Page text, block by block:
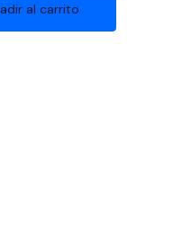
al carrito